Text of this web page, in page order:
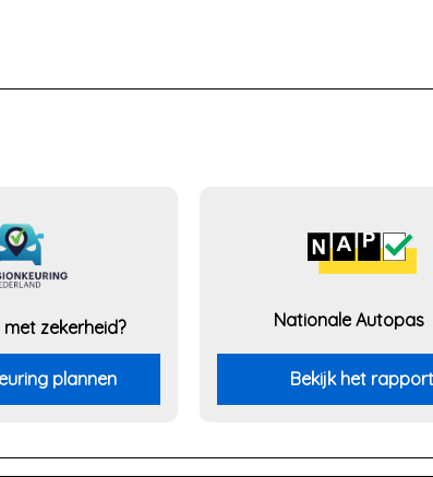
zekerheid?
plannen
Nationale Autopas
Bekijk het rapport